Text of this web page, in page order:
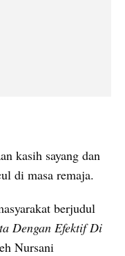
kasih sayang dan
di masa remaja.
berjudul
Dengan Efektif Di
Nursani